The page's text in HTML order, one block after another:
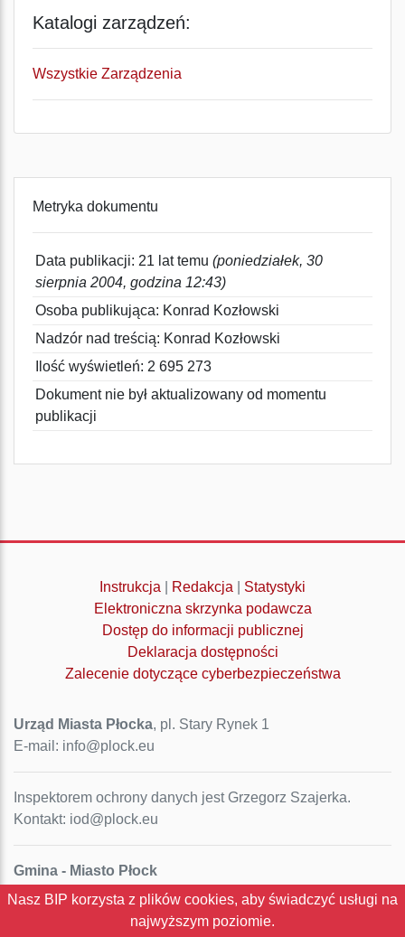
Katalogi zarządzeń:
Wszystkie Zarządzenia
Metryka dokumentu
Data publikacji: 21 lat temu (poniedziałek, 30
sierpnia 2004, godzina 12:43)
Osoba publikująca: Konrad Kozłowski
Nadzór nad treścią: Konrad Kozłowski
Ilość wyświetleń: 2 695 273
Dokument nie był aktualizowany od momentu
publikacji
Instrukcja Redakcja
Statystyki
Elektroniczna skrzynka podawcza
Dostęp do informacji publicznej
Deklaracja dostępności
Zalecenie dotyczące cyberbezpieczeństwa
Urząd Miasta Płocka, pl. Stary Rynek 1
E-mail: info@plock.eu
Inspektorem ochrony danych jest Grzegorz Szajerka.
Kontakt: iod@plock.eu
Gmina - Miasto Płock
Pl. Stary Rynek 1
Nasz BIP korzysta z plików cookies, aby świadczyć usługi na
najwyższym poziomie.